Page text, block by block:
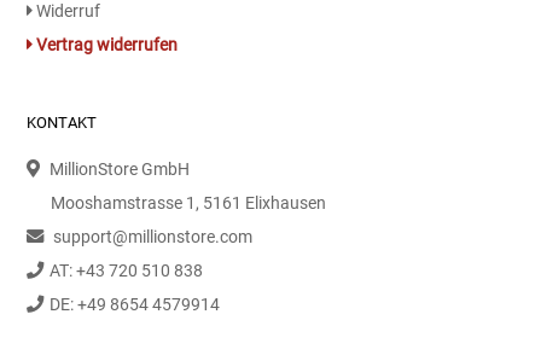
Kartoffelprod./Beilagen/Fruchtsalat gek.
Kerzen / Anzündhilfen
Kochgeschirr
Widerruf
Vertrag widerrufen
KONTAKT
MillionStore GmbH
Mooshamstrasse 1, 5161 Elixhausen
support@millionstore.com
AT: +43 720 510 838
DE: +49 8654 4579914